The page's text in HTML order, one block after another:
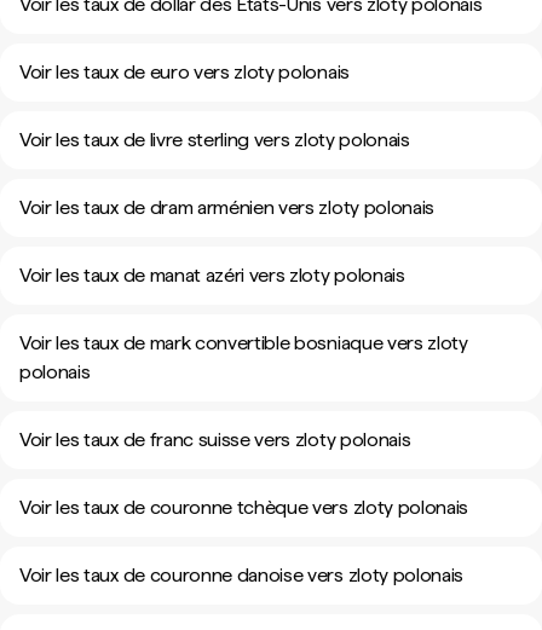
Voir les taux de euro vers zloty polonais
Voir les taux de livre sterling vers zloty polonais
Voir les taux de dram arménien vers zloty polonais
Voir les taux de manat azéri vers zloty polonais
Voir les taux de mark convertible bosniaque vers zloty
polonais
Voir les taux de franc suisse vers zloty polonais
Voir les taux de couronne tchèque vers zloty polonais
Voir les taux de couronne danoise vers zloty polonais